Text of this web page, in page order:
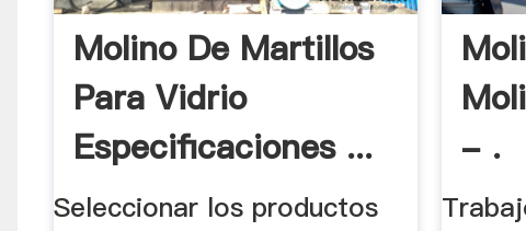
Molino De Martillos
Para Vidrio
Especificaciones ...
Seleccionar los productos
- .